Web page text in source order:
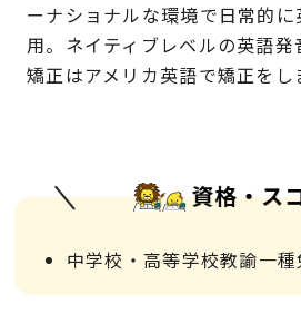
ーナショナルな環境で日常的
用。ネイティブレベルの英語
矯正はアメリカ英語で矯正をし
資格・ス
中学校・高等学校教諭一種